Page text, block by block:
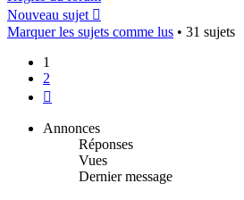
Nouveau sujet
Marquer les sujets comme lus • 31 sujets
1
2
Annonces
Réponses
Vues
Dernier message